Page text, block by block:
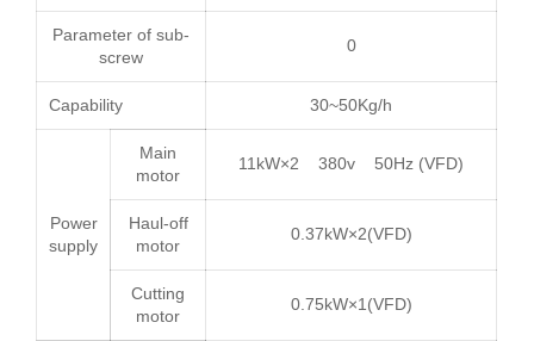
Parameter of sub-
screw
0
Capability 30~50Kg/h
Power
supply
Main
motor
11kW×2 380v 50Hz (VFD)
Haul-off
motor
0.37kW×2(VFD)
Cutting
motor
0.75kW×1(VFD)